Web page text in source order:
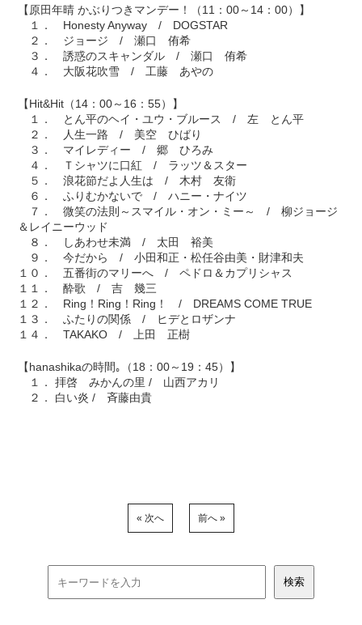
【原田年晴 かぶりつきマンデー！（11：00～14：00）】
１． Honesty Anyway / DOGSTAR
２． ジョージ / 瀬口 侑希
３． 誘惑のスキャンダル / 瀬口 侑希
４． 大阪花吹雪 / 工藤 あやの
【Hit&Hit（14：00～16：55）】
１． とん平のヘイ・ユウ・ブルース / 左 とん平
２． 人生一路 / 美空 ひばり
３． マイレディー / 郷 ひろみ
４． Ｔシャツに口紅 / ラッツ＆スター
５． 浪花節だよ人生は / 木村 友衛
６． ふりむかないで / ハニー・ナイツ
７． 微笑の法則～スマイル・オン・ミー～ / 柳ジョージ
＆レイニーウッド
８． しあわせ未満 / 太田 裕美
９． 今だから / 小田和正・松任谷由美・財津和夫
１０． 五番街のマリーへ / ペドロ＆カプリシャス
１１． 酔歌 / 吉 幾三
１２． Ring！Ring！Ring！ / DREAMS COME TRUE
１３． ふたりの関係 / ヒデとロザンナ
１４． TAKAKO / 上田 正樹
【hanashikaの時間｡（18：00～19：45）】
１． 拝啓 みかんの里 / 山西アカリ
２． 白い炎 / 斉藤由貴
« 次へ 前へ »